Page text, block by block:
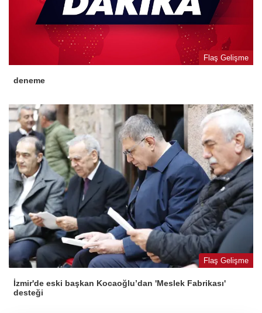
Flaş Gelişme
deneme
Flaş Gelişme
İzmir'de eski başkan Kocaoğlu’dan 'Meslek Fabrikası'
desteği